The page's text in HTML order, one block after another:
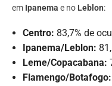
em Ipanema e no Leblon:
Centro: 83,7% de
Ipanema/Leblon:
Leme/Copacabana:
Flamengo/Botafogo: